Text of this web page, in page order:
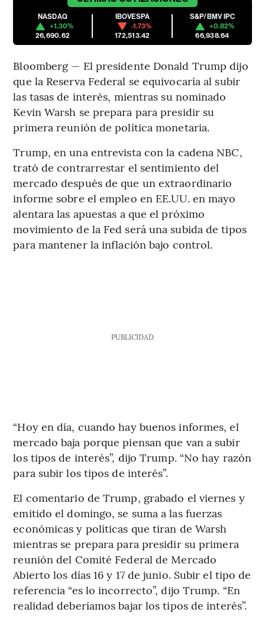
NASDAQ
+1.30%
26,690.62
IBOVESPA
-1.73%
172,513.42
S&P/BMV IPC
+0.82%
66,938.64
Bloomberg — El presidente Donald Trump dijo
que la Reserva Federal se equivocaría al subir
las tasas de interés, mientras su nominado
Kevin Warsh se prepara para presidir su
primera reunión de política monetaria.
Trump, en una entrevista con la cadena NBC,
trató de contrarrestar el sentimiento del
mercado después de que un extraordinario
informe sobre el empleo en EE.UU. en mayo
alentara las apuestas a que el próximo
movimiento de la Fed será una subida de tipos
para mantener la inflación bajo control.
PUBLICIDAD
“Hoy en día, cuando hay buenos informes, el
mercado baja porque piensan que van a subir
los tipos de interés”, dijo Trump. “No hay razón
para subir los tipos de interés”.
El comentario de Trump, grabado el viernes y
emitido el domingo, se suma a las fuerzas
económicas y políticas que tiran de Warsh
mientras se prepara para presidir su primera
reunión del Comité Federal de Mercado
Abierto los días 16 y 17 de junio. Subir el tipo de
referencia “es lo incorrecto”, dijo Trump. “En
realidad deberíamos bajar los tipos de interés”.